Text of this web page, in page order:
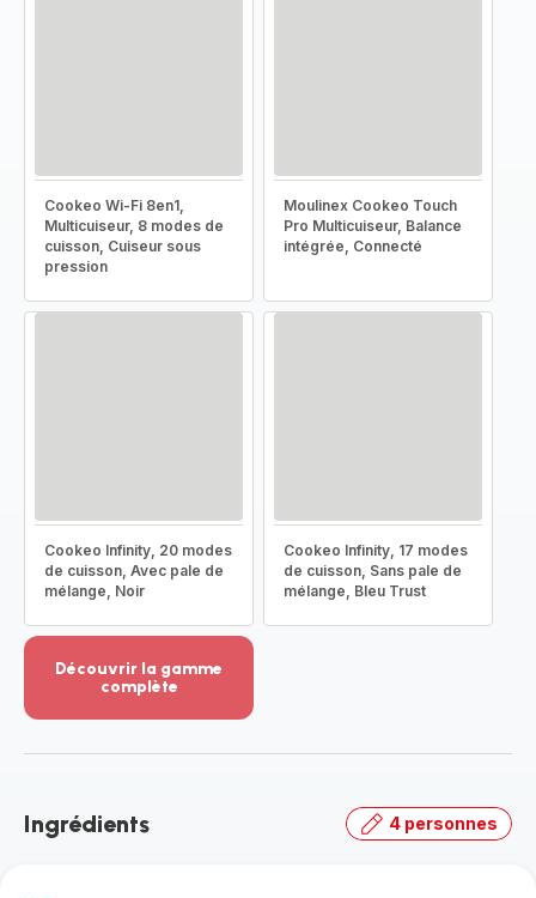
Cookeo Wi-Fi 8en1,
Multicuiseur, 8 modes de
cuisson, Cuiseur sous
pression
Moulinex Cookeo Touch
Pro Multicuiseur, Balance
intégrée, Connecté
Cookeo Infinity, 20 modes
de cuisson, Avec pale de
mélange, Noir
Cookeo Infinity, 17 modes
de cuisson, Sans pale de
mélange, Bleu Trust
Découvrir la gamme
complète
-
gamme
Ingrédients 4 personnes